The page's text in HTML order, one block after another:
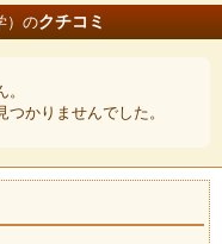
）のクチコミ
かりませんでした。